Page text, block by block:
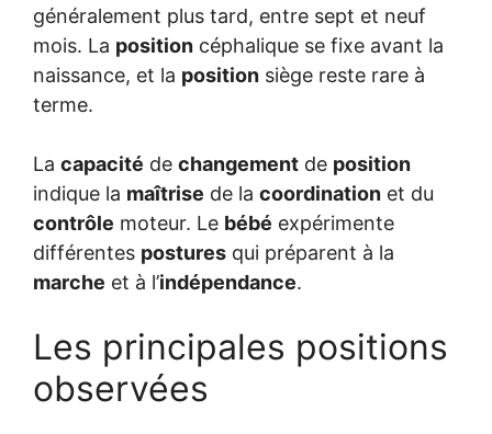
généralement plus tard, entre sept et neuf
mois. La position céphalique se fixe avant la
naissance, et la position siège reste rare à
terme.
La capacité de changement de position
indique la maîtrise de la coordination et du
contrôle moteur. Le bébé expérimente
différentes postures qui préparent à la
marche et à l’indépendance.
Les principales positions
observées